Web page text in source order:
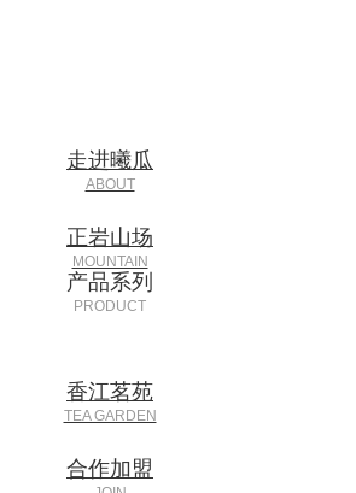
走进曦瓜
正岩山场
产品系列
香江茗苑
合作加盟